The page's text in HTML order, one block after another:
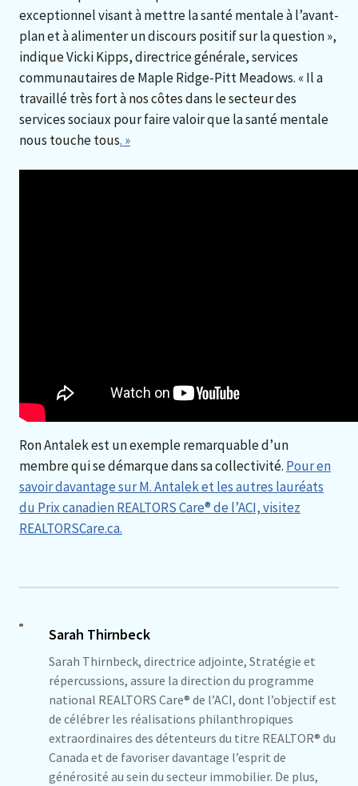
exceptionnel visant à mettre la santé mentale à l’avant-
plan et à alimenter un discours positif sur la question »,
indique Vicki Kipps, directrice générale, services
communautaires de Maple Ridge-Pitt Meadows. « Il a
travaillé très fort à nos côtes dans le secteur des
services sociaux pour faire valoir que la santé mentale
nous touche tous. »
Ron Antalek est un exemple remarquable d’un
membre qui se démarque dans sa collectivité. Pour en
savoir davantage sur M. Antalek et les autres lauréats
du Prix canadien REALTORS Care® de l’ACI, visitez
REALTORSCare.ca.
Sarah Thirnbeck
Sarah Thirnbeck, directrice adjointe, Stratégie et
répercussions, assure la direction du programme
national REALTORS Care® de l’ACI, dont l’objectif est
de célébrer les réalisations philanthropiques
extraordinaires des détenteurs du titre REALTOR® du
Canada et de favoriser davantage l’esprit de
générosité au sein du secteur immobilier. De plus,